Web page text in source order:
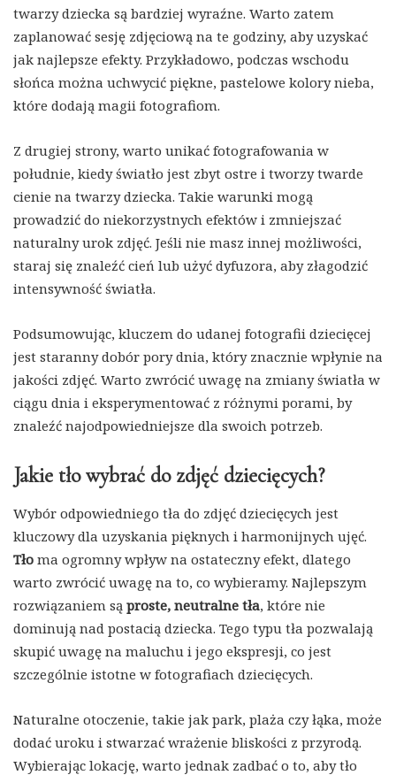
twarzy dziecka są bardziej wyraźne. Warto zatem
zaplanować sesję zdjęciową na te godziny, aby uzyskać
jak najlepsze efekty. Przykładowo, podczas wschodu
słońca można uchwycić piękne, pastelowe kolory nieba,
które dodają magii fotografiom.
Z drugiej strony, warto unikać fotografowania w
południe, kiedy światło jest zbyt ostre i tworzy twarde
cienie na twarzy dziecka. Takie warunki mogą
prowadzić do niekorzystnych efektów i zmniejszać
naturalny urok zdjęć. Jeśli nie masz innej możliwości,
staraj się znaleźć cień lub użyć dyfuzora, aby złagodzić
intensywność światła.
Podsumowując, kluczem do udanej fotografii dziecięcej
jest staranny dobór pory dnia, który znacznie wpłynie na
jakości zdjęć. Warto zwrócić uwagę na zmiany światła w
ciągu dnia i eksperymentować z różnymi porami, by
znaleźć najodpowiedniejsze dla swoich potrzeb.
Jakie tło wybrać do zdjęć dziecięcych?
Wybór odpowiedniego tła do zdjęć dziecięcych jest
kluczowy dla uzyskania pięknych i harmonijnych ujęć.
Tło ma ogromny wpływ na ostateczny efekt, dlatego
warto zwrócić uwagę na to, co wybieramy. Najlepszym
rozwiązaniem są proste, neutralne tła, które nie
dominują nad postacią dziecka. Tego typu tła pozwalają
skupić uwagę na maluchu i jego ekspresji, co jest
szczególnie istotne w fotografiach dziecięcych.
Naturalne otoczenie, takie jak park, plaża czy łąka, może
dodać uroku i stwarzać wrażenie bliskości z przyrodą.
Wybierając lokację, warto jednak zadbać o to, aby tło